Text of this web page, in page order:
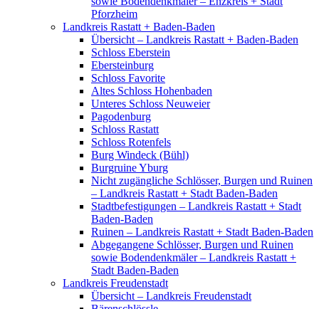
Pforzheim
Landkreis Rastatt + Baden-Baden
Übersicht – Landkreis Rastatt + Baden-Baden
Schloss Eberstein
Ebersteinburg
Schloss Favorite
Altes Schloss Hohenbaden
Unteres Schloss Neuweier
Pagodenburg
Schloss Rastatt
Schloss Rotenfels
Burg Windeck (Bühl)
Burgruine Yburg
Nicht zugängliche Schlösser, Burgen und Ruinen
– Landkreis Rastatt + Stadt Baden-Baden
Stadtbefestigungen – Landkreis Rastatt + Stadt
Baden-Baden
Ruinen – Landkreis Rastatt + Stadt Baden-Baden
Abgegangene Schlösser, Burgen und Ruinen
sowie Bodendenkmäler – Landkreis Rastatt +
Stadt Baden-Baden
Landkreis Freudenstadt
Übersicht – Landkreis Freudenstadt